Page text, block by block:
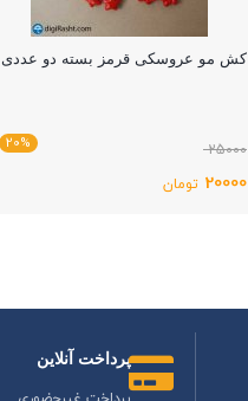
کش مو عروسکی قرمز بسته دو عددی
20% 25000
20000 تومان
پرداخت آنلاین